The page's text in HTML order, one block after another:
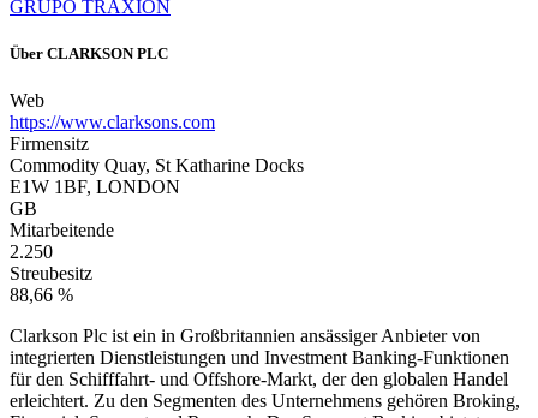
GRUPO TRAXION
Über CLARKSON PLC
Web
https://www.clarksons.com
Firmensitz
Commodity Quay, St Katharine Docks
E1W 1BF, LONDON
GB
Mitarbeitende
2.250
Streubesitz
88,66 %
Clarkson Plc ist ein in Großbritannien ansässiger Anbieter von
integrierten Dienstleistungen und Investment Banking-Funktionen
für den Schifffahrt- und Offshore-Markt, der den globalen Handel
erleichtert. Zu den Segmenten des Unternehmens gehören Broking,